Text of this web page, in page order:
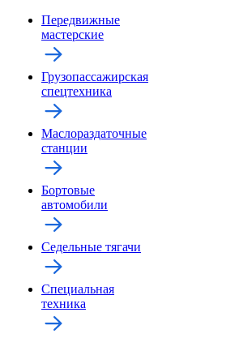
Передвижные
мастерские
Грузопассажирская
спецтехника
Маслораздаточные
станции
Бортовые
автомобили
Седельные тягачи
Специальная
техника